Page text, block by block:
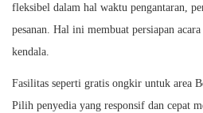
fleksibel dalam hal waktu pengantaran,
pesanan. Hal ini membuat persiapan
kendala.
Fasilitas seperti gratis ongkir untuk area
Pilih penyedia yang responsif dan cepat